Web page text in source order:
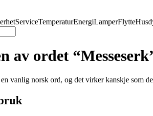
ServiceTemperaturEnergiLamperFlytte
av ordet
vanlig norsk ord, og det virker kanskje som